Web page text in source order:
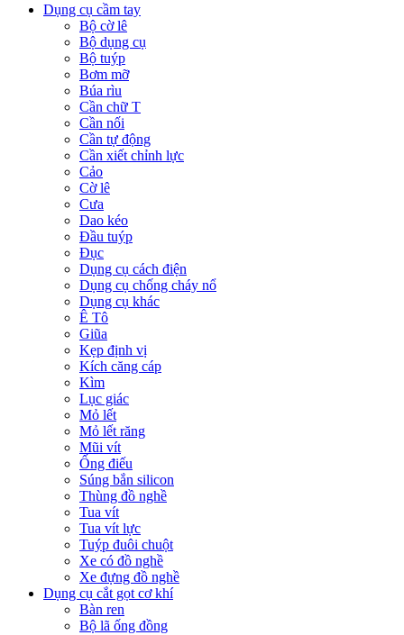
Dụng cụ cầm tay
Bộ cờ lê
Bộ dụng cụ
Bộ tuýp
Bơm mỡ
Búa rìu
Cần chữ T
Cần nối
Cần tự động
Cần xiết chỉnh lực
Cảo
Cờ lê
Cưa
Dao kéo
Đầu tuýp
Đục
Dụng cụ cách điện
Dụng cụ chống cháy nổ
Dụng cụ khác
Ê Tô
Giũa
Kẹp định vị
Kích căng cáp
Kìm
Lục giác
Mỏ lết
Mỏ lết răng
Mũi vít
Ống điếu
Súng bắn silicon
Thùng đồ nghề
Tua vít
Tua vít lực
Tuýp đuôi chuột
Xe có đồ nghề
Xe đựng đồ nghề
Dụng cụ cắt gọt cơ khí
Bàn ren
Bộ lã ống đồng